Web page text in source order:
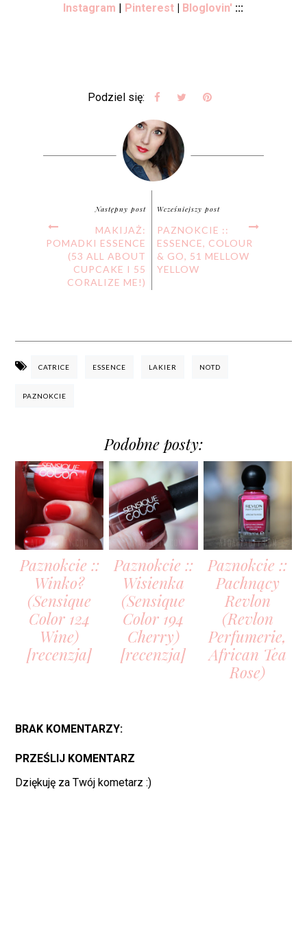
Instagram | Pinterest | Bloglovin' :::
Podziel się:
Następny post
MAKIJAŻ:
POMADKI ESSENCE
(53 ALL ABOUT
CUPCAKE I 55
CORALIZE ME!)
Wcześniejszy post
PAZNOKCIE ::
ESSENCE, COLOUR
& GO, 51 MELLOW
YELLOW
CATRICE ESSENCE LAKIER NOTD
PAZNOKCIE
Podobne posty:
Paznokcie ::
Winko?
(Sensique
Color 124
Wine)
[recenzja]
Paznokcie ::
Wisienka
(Sensique
Color 194
Cherry)
[recenzja]
Paznokcie ::
Pachnący
Revlon
(Revlon
Perfumerie,
African Tea
Rose)
BRAK KOMENTARZY:
PRZEŚLIJ KOMENTARZ
Dziękuję za Twój kometarz :)